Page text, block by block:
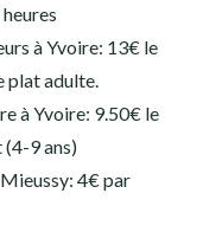
à Yvoire: 13€ le
plat adulte.
à Yvoire: 9.50€ le
9 ans)
4€ par